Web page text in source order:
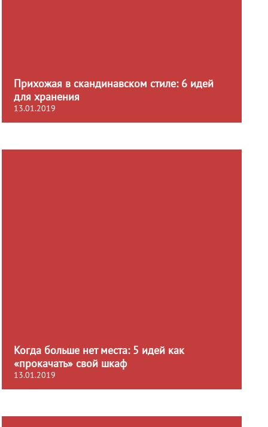
Прихожая в скандинавском стиле: 6 идей
для хранения
13.01.2019
Когда больше нет места: 5 идей как
«прокачать» свой шкаф
13.01.2019